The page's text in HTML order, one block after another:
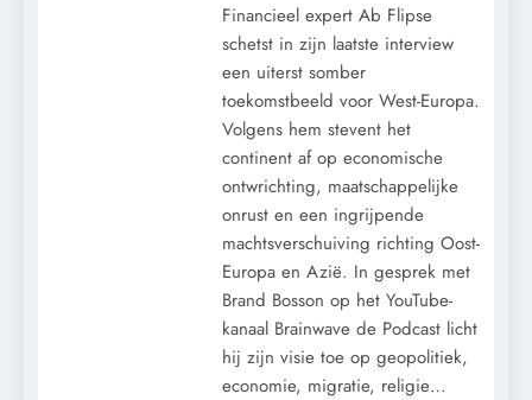
Financieel expert Ab Flipse
schetst in zijn laatste interview
een uiterst somber
toekomstbeeld voor West-Europa.
Volgens hem stevent het
continent af op economische
ontwrichting, maatschappelijke
onrust en een ingrijpende
machtsverschuiving richting Oost-
Europa en Azië. In gesprek met
Brand Bosson op het YouTube-
kanaal Brainwave de Podcast licht
hij zijn visie toe op geopolitiek,
economie, migratie, religie…